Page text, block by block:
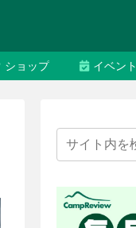
ショップ イベント